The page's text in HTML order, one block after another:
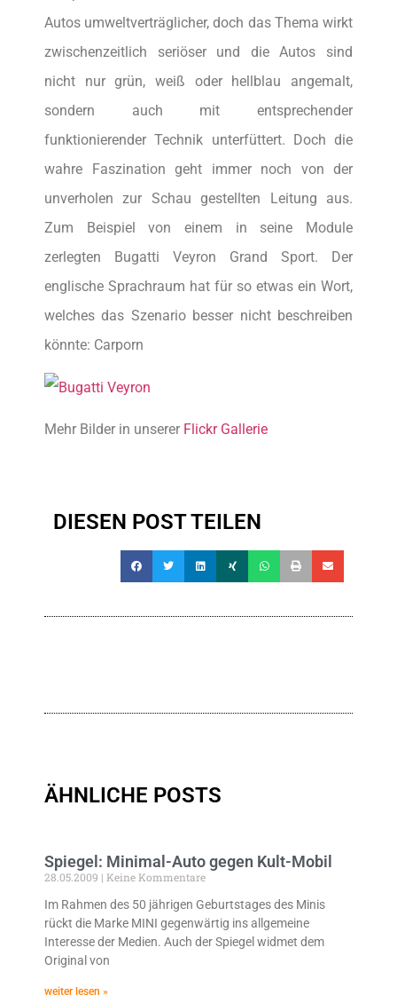
Autos umweltverträglicher, doch das Thema wirkt
zwischenzeitlich seriöser und die Autos sind
nicht nur grün, weiß oder hellblau angemalt,
sondern auch mit entsprechender
funktionierender Technik unterfüttert. Doch die
wahre Faszination geht immer noch von der
unverholen zur Schau gestellten Leitung aus.
Zum Beispiel von einem in seine Module
zerlegten Bugatti Veyron Grand Sport. Der
englische Sprachraum hat für so etwas ein Wort,
welches das Szenario besser nicht beschreiben
könnte: Carporn
Mehr Bilder in unserer Flickr Gallerie
DIESEN POST TEILEN
ÄHNLICHE POSTS
Spiegel: Minimal-Auto gegen Kult-Mobil
28.05.2009
Keine Kommentare
Im Rahmen des 50 jährigen Geburtstages des Minis
rückt die Marke MINI gegenwärtig ins allgemeine
Interesse der Medien. Auch der Spiegel widmet dem
Original von
weiter lesen »